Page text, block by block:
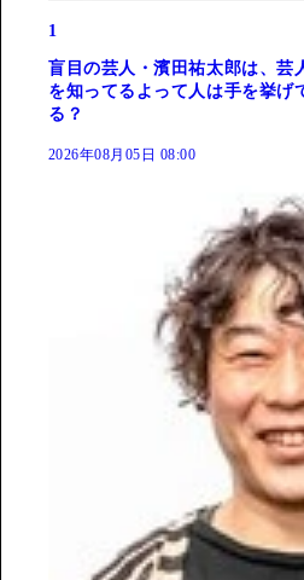
1
盲目の芸人・濱田祐太郎は、芸
を知ってるよって人は手を挙げ
る？
2026年08月05日 08:00